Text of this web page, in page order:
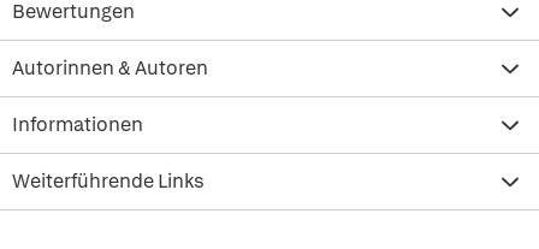
Bewertungen
Autorinnen & Autoren
Informationen
Weiterführende Links